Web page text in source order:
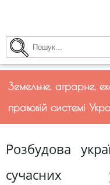
Земельне, аграрне,
правовій системі
Розбудова
сучасних